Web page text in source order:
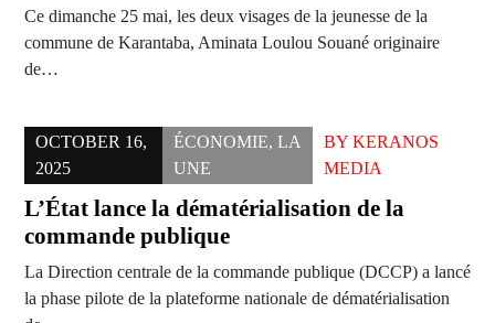
Ce dimanche 25 mai, les deux visages de la jeunesse de la
commune de Karantaba, Aminata Loulou Souané originaire
de…
OCTOBER 16,
2025
ÉCONOMIE, LA
UNE
BYKERANOS
MEDIA
L’État lance la dématérialisation de la
commande publique
La Direction centrale de la commande publique (DCCP) a lancé
la phase pilote de la plateforme nationale de dématérialisation